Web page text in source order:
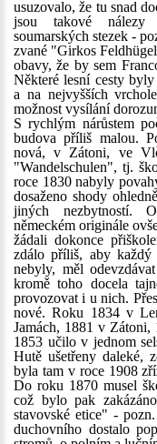
usuzovalo, že tu snad
jsou takové nálezy
soumarských stezek -
zvané "Girkos
obavy, že by sem
Některé lesní cesty
a na nejvyšších
možnost vysílání
S rychlým nárůstem
budova příliš malou.
nová, v Zátoni, ve
"Wandelschulen", tj.
roce 1830 nabyly
dosaženo shody
jiných nezbytností.
německém originále
žádali dokonce
zdálo příliš, aby
nebyly, měl
kromě toho docela
provozovat i u nich.
nové. Roku 1834 v
Jamách, 1881 v
1853 učilo v jednom
Hutě ušetřeny daleké,
byla tam v roce 1908
Do roku 1870 musel
což bylo pak
stavovské etice" -
duchovního dostalo